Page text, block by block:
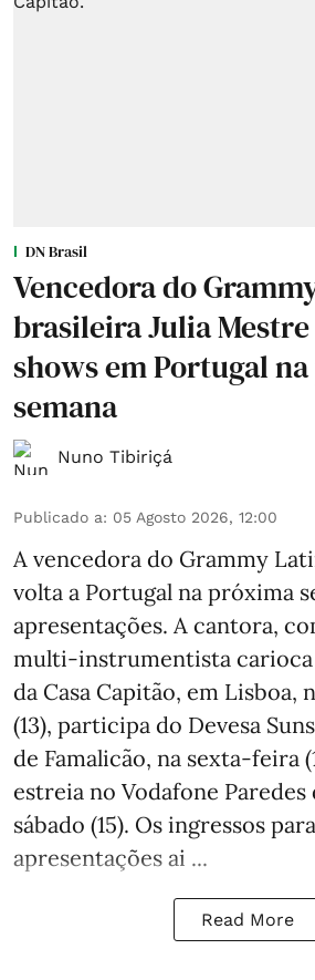
DN Brasil
Vencedora do
brasileira Julia
shows em Portugal
semana
Nuno Tibiriçá
Publicado a: 05 Agosto 2026, 12:00
A vencedora do Grammy
volta a Portugal na próxima
apresentações. A cantora,
multi-instrumentista carioca
da Casa Capitão, em Lisboa,
(13), participa do Devesa
de Famalicão, na sexta-feira
estreia no Vodafone Paredes
sábado (15). Os ingressos
apresentações ai ...
Read More